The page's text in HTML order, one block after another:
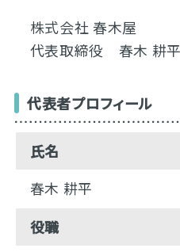
株式会社 春木屋
代表取締役 春木 耕平
代表者プロフィール
氏名
春木 耕平
役職